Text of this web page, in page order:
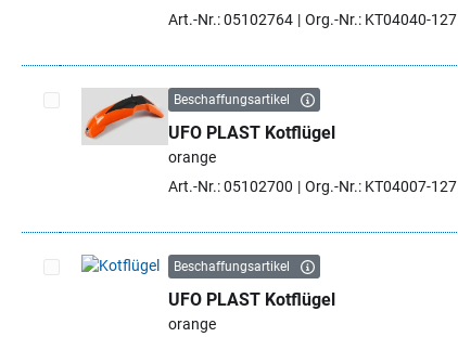
Art.-Nr.: 05102764
Org.-Nr.: KT04040-127
Artikel auswählen
Beschaffungsartikel
UFO PLAST Kotflügel
orange
Art.-Nr.: 05102700
Org.-Nr.: KT04007-127
Artikel auswählen
Beschaffungsartikel
UFO PLAST Kotflügel
orange